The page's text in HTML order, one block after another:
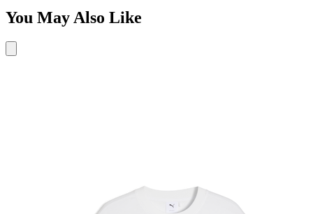
You May Also Like